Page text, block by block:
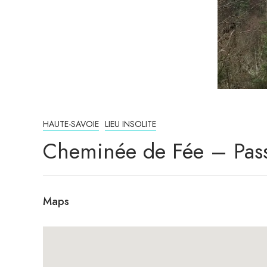
HAUTE-SAVOIE LIEU INSOLITE
Cheminée de Fée –
Maps